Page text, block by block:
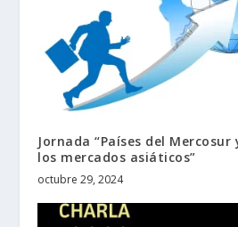
Jornada “Países del
los mercados asiáticos”
octubre 29, 2024